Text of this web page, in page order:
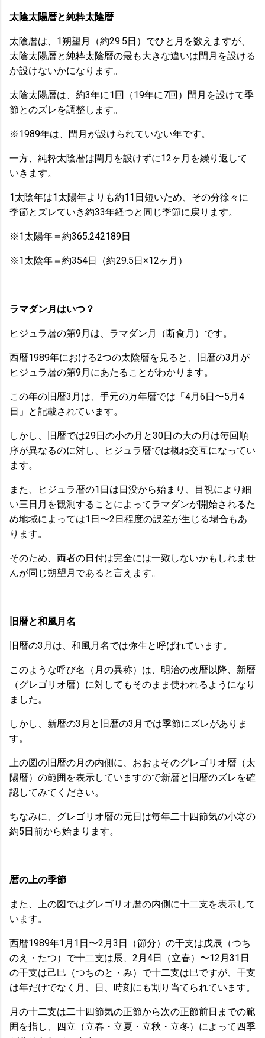
太陰太陽暦と純粋太陰暦
太陰暦は、1朔望月（約29.5日）でひと月を数えますが、
太陰太陽暦と純粋太陰暦の最も大きな違いは閏月を設ける
か設けないかになります。
太陰太陽暦は、約3年に1回（19年に7回）閏月を設けて季
節とのズレを調整します。
※1989年は、閏月が設けられていない年です。
一方、純粋太陰暦は閏月を設けずに12ヶ月を繰り返して
いきます。
1太陰年は1太陽年よりも約11日短いため、その分徐々に
季節とズレていき約33年経つと同じ季節に戻ります。
※1太陽年＝約365.242189日
※1太陰年＝約354日（約29.5日×12ヶ月）
ラマダン月はいつ？
ヒジュラ暦の第9月は、ラマダン月（断食月）です。
西暦1989年における2つの太陰暦を見ると、旧暦の3月が
ヒジュラ暦の第9月にあたることがわかります。
この年の旧暦3月は、手元の万年暦では「4月6日〜5月4
日」と記載されています。
しかし、旧暦では29日の小の月と30日の大の月は毎回順
序が異なるのに対し、ヒジュラ暦では概ね交互になってい
ます。
また、ヒジュラ暦の1日は日没から始まり、目視により細
い三日月を観測することによってラマダンが開始されるた
め地域によっては1日〜2日程度の誤差が生じる場合もあ
ります。
そのため、両者の日付は完全には一致しないかもしれませ
んが同じ朔望月であると言えます。
旧暦と和風月名
旧暦の3月は、和風月名では弥生と呼ばれています。
このような呼び名（月の異称）は、明治の改暦以降、新暦
（グレゴリオ暦）に対してもそのまま使われるようになり
ました。
しかし、新暦の3月と旧暦の3月では季節にズレがありま
す。
上の図の旧暦の月の内側に、おおよそのグレゴリオ暦（太
陽暦）の範囲を表示していますので新暦と旧暦のズレを確
認してみてください。
ちなみに、グレゴリオ暦の元日は毎年二十四節気の小寒の
約5日前から始まります。
暦の上の季節
また、上の図ではグレゴリオ暦の内側に十二支を表示して
います。
西暦1989年1月1日〜2月3日（節分）の干支は戊辰（つち
のえ・たつ）で十二支は辰、2月4日（立春）〜12月31日
の干支は己巳（つちのと・み）で十二支は巳ですが、干支
は年だけでなく月、日、時刻にも割り当てられています。
月の十二支は二十四節気の正節から次の正節前日までの範
囲を指し、四立（立春・立夏・立秋・立冬）によって四季